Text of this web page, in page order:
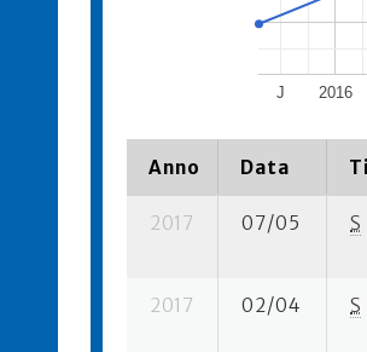
2016
J
Anno Data
2017 07/05 S
2017 02/04 S